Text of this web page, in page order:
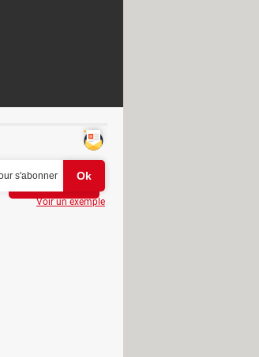
cette gestion, il
vos données.
Voir un exemple